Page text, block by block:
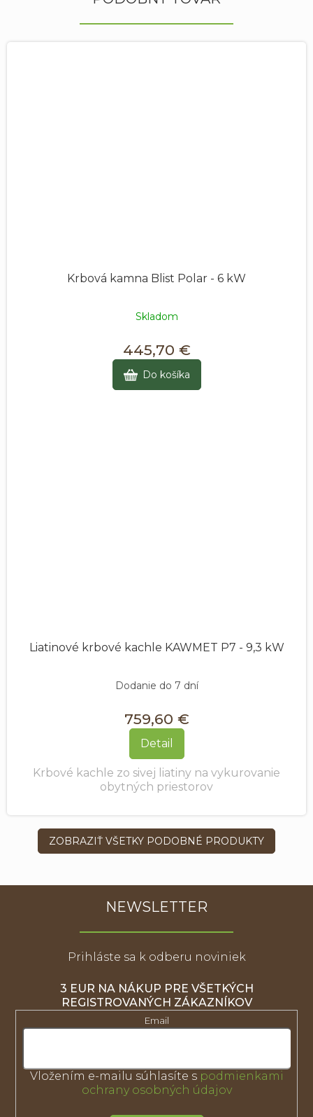
Krbová kamna Blist Polar - 6 kW
Skladom
445,70 €
Do košíka
Liatinové krbové kachle KAWMET P7 - 9,3 kW
Dodanie do 7 dní
759,60 €
Detail
Krbové kachle zo sivej liatiny na vykurovanie
obytných priestorov
ZOBRAZIŤ VŠETKY PODOBNÉ PRODUKTY
NEWSLETTER
Prihláste sa k odberu noviniek
3 EUR NA NÁKUP PRE VŠETKÝCH
REGISTROVANÝCH ZÁKAZNÍKOV
Email
Vložením e-mailu súhlasíte s podmienkami
ochrany osobných údajov